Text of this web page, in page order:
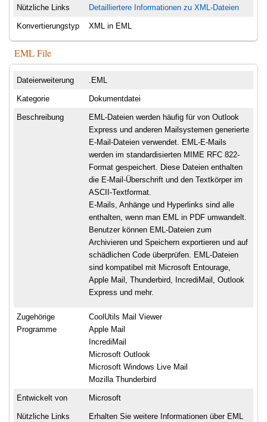
Nützliche Links Detailliertere Informationen zu XML-Dateien
Konvertierungstyp XML in EML
EML File
Dateierweiterung .EML
Kategorie Dokumentdatei
Beschreibung
EML-Dateien werden häufig für von Outlook
Express und anderen Mailsystemen generierte
E-Mail-Dateien verwendet. EML-E-Mails
werden im standardisierten MIME RFC 822-
Format gespeichert. Diese Dateien enthalten
die E-Mail-Überschrift und den Textkörper im
ASCII-Textformat.
E-Mails, Anhänge und Hyperlinks sind alle
enthalten, wenn man EML in PDF umwandelt.
Benutzer können EML-Dateien zum
Archivieren und Speichern exportieren und auf
schädlichen Code überprüfen. EML-Dateien
sind kompatibel mit Microsoft Entourage,
Apple Mail, Thunderbird, IncrediMail, Outlook
Express und mehr.
Zugehörige
Programme
CoolUtils Mail Viewer
Apple Mail
IncrediMail
Microsoft Outlook
Microsoft Windows Live Mail
Mozilla Thunderbird
Entwickelt von Microsoft
Nützliche Links
Erhalten Sie weitere Informationen über EML